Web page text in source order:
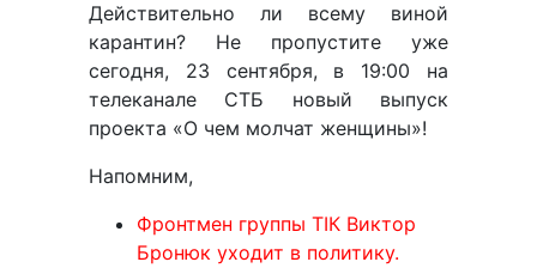
Действительно ли всему виной
карантин? Не пропустите уже
сегодня, 23 сентября, в 19:00 на
телеканале СТБ новый выпуск
проекта «О чем молчат женщины»!
Напомним,
Фронтмен группы ТІК Виктор
Бронюк уходит в политику.